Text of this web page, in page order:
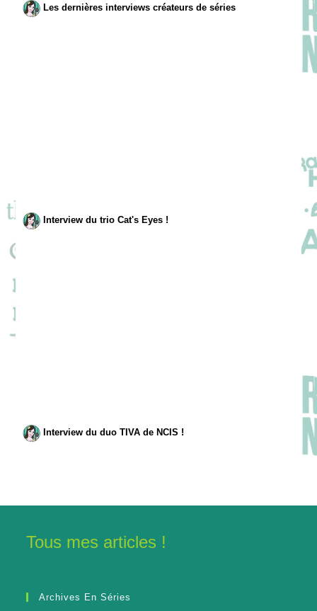
Les dernières interviews créateurs de séries
Interview du trio Cat's Eyes !
Interview du duo TIVA de NCIS !
Tous mes articles !
Archives En Séries